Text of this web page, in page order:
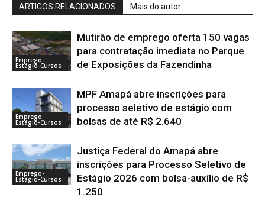
ARTIGOS RELACIONADOS Mais do autor
Emprego-
Estágio-Cursos
Mutirão de emprego oferta 150 vagas
para contratação imediata no Parque
de Exposições da Fazendinha
Emprego-
Estágio-Cursos
MPF Amapá abre inscrições para
processo seletivo de estágio com
bolsas de até R$ 2.640
Emprego-
Estágio-Cursos
Justiça Federal do Amapá abre
inscrições para Processo Seletivo de
Estágio 2026 com bolsa-auxílio de R$
1.250